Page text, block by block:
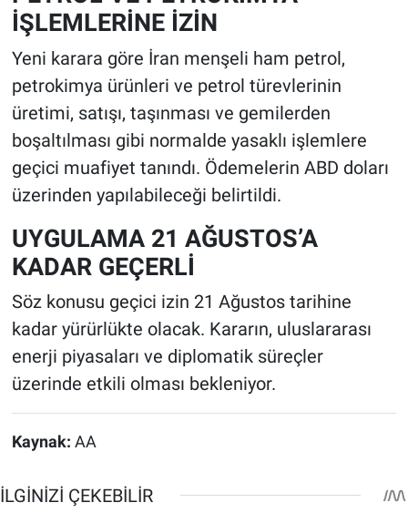
İŞLEMLERİNE İZİN
Yeni karara göre İran menşeli ham petrol,
petrokimya ürünleri ve petrol türevlerinin
üretimi, satışı, taşınması ve gemilerden
boşaltılması gibi normalde yasaklı işlemlere
geçici muafiyet tanındı. Ödemelerin ABD doları
üzerinden yapılabileceği belirtildi.
UYGULAMA 21 AĞUSTOS’A
KADAR GEÇERLİ
Söz konusu geçici izin 21 Ağustos tarihine
kadar yürürlükte olacak. Kararın, uluslararası
enerji piyasaları ve diplomatik süreçler
üzerinde etkili olması bekleniyor.
Kaynak: AA